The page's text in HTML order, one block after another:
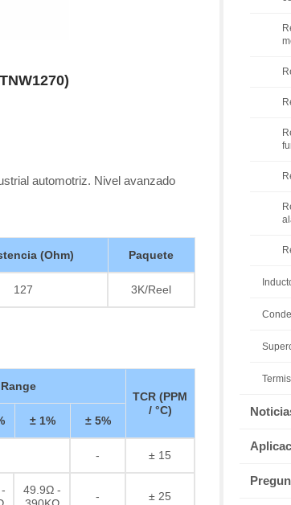
automotriz. Nivel avanzado
(Ohm) Paquete
127 3K/Reel
TCR (PPM
/ °C)
± 1% ± 5%
- ± 15
49.9Ω -
- ± 25